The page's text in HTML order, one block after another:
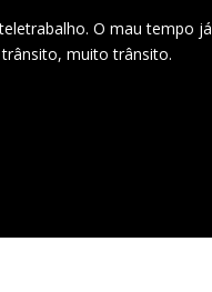
O mau tempo
muito trânsito.